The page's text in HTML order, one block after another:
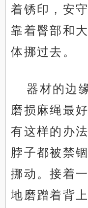
着锈印，安
靠着臀部和
体挪过去。
器材的边
磨损麻绳最
有这样的办
脖子都被禁
挪动。接着
地磨蹭着背